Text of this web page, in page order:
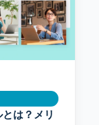
は？メリ